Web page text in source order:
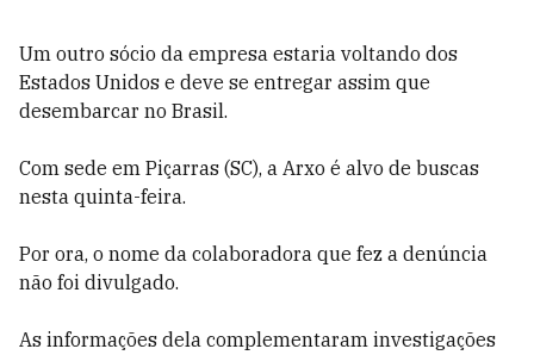
Um outro sócio da empresa estaria voltando dos
Estados Unidos e deve se entregar assim que
desembarcar no Brasil.
Com sede em Piçarras (SC), a Arxo é alvo de buscas
nesta quinta-feira.
Por ora, o nome da colaboradora que fez a denúncia
não foi divulgado.
As informações dela complementaram investigações